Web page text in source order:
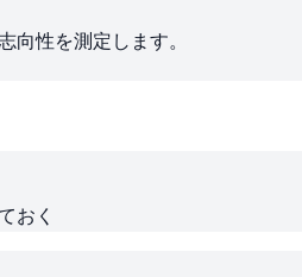
向性を測定します。
おく